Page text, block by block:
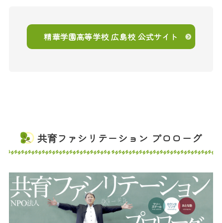
精華学園高等学校 広島校 公式サイト
共育ファシリテーション プロローグ